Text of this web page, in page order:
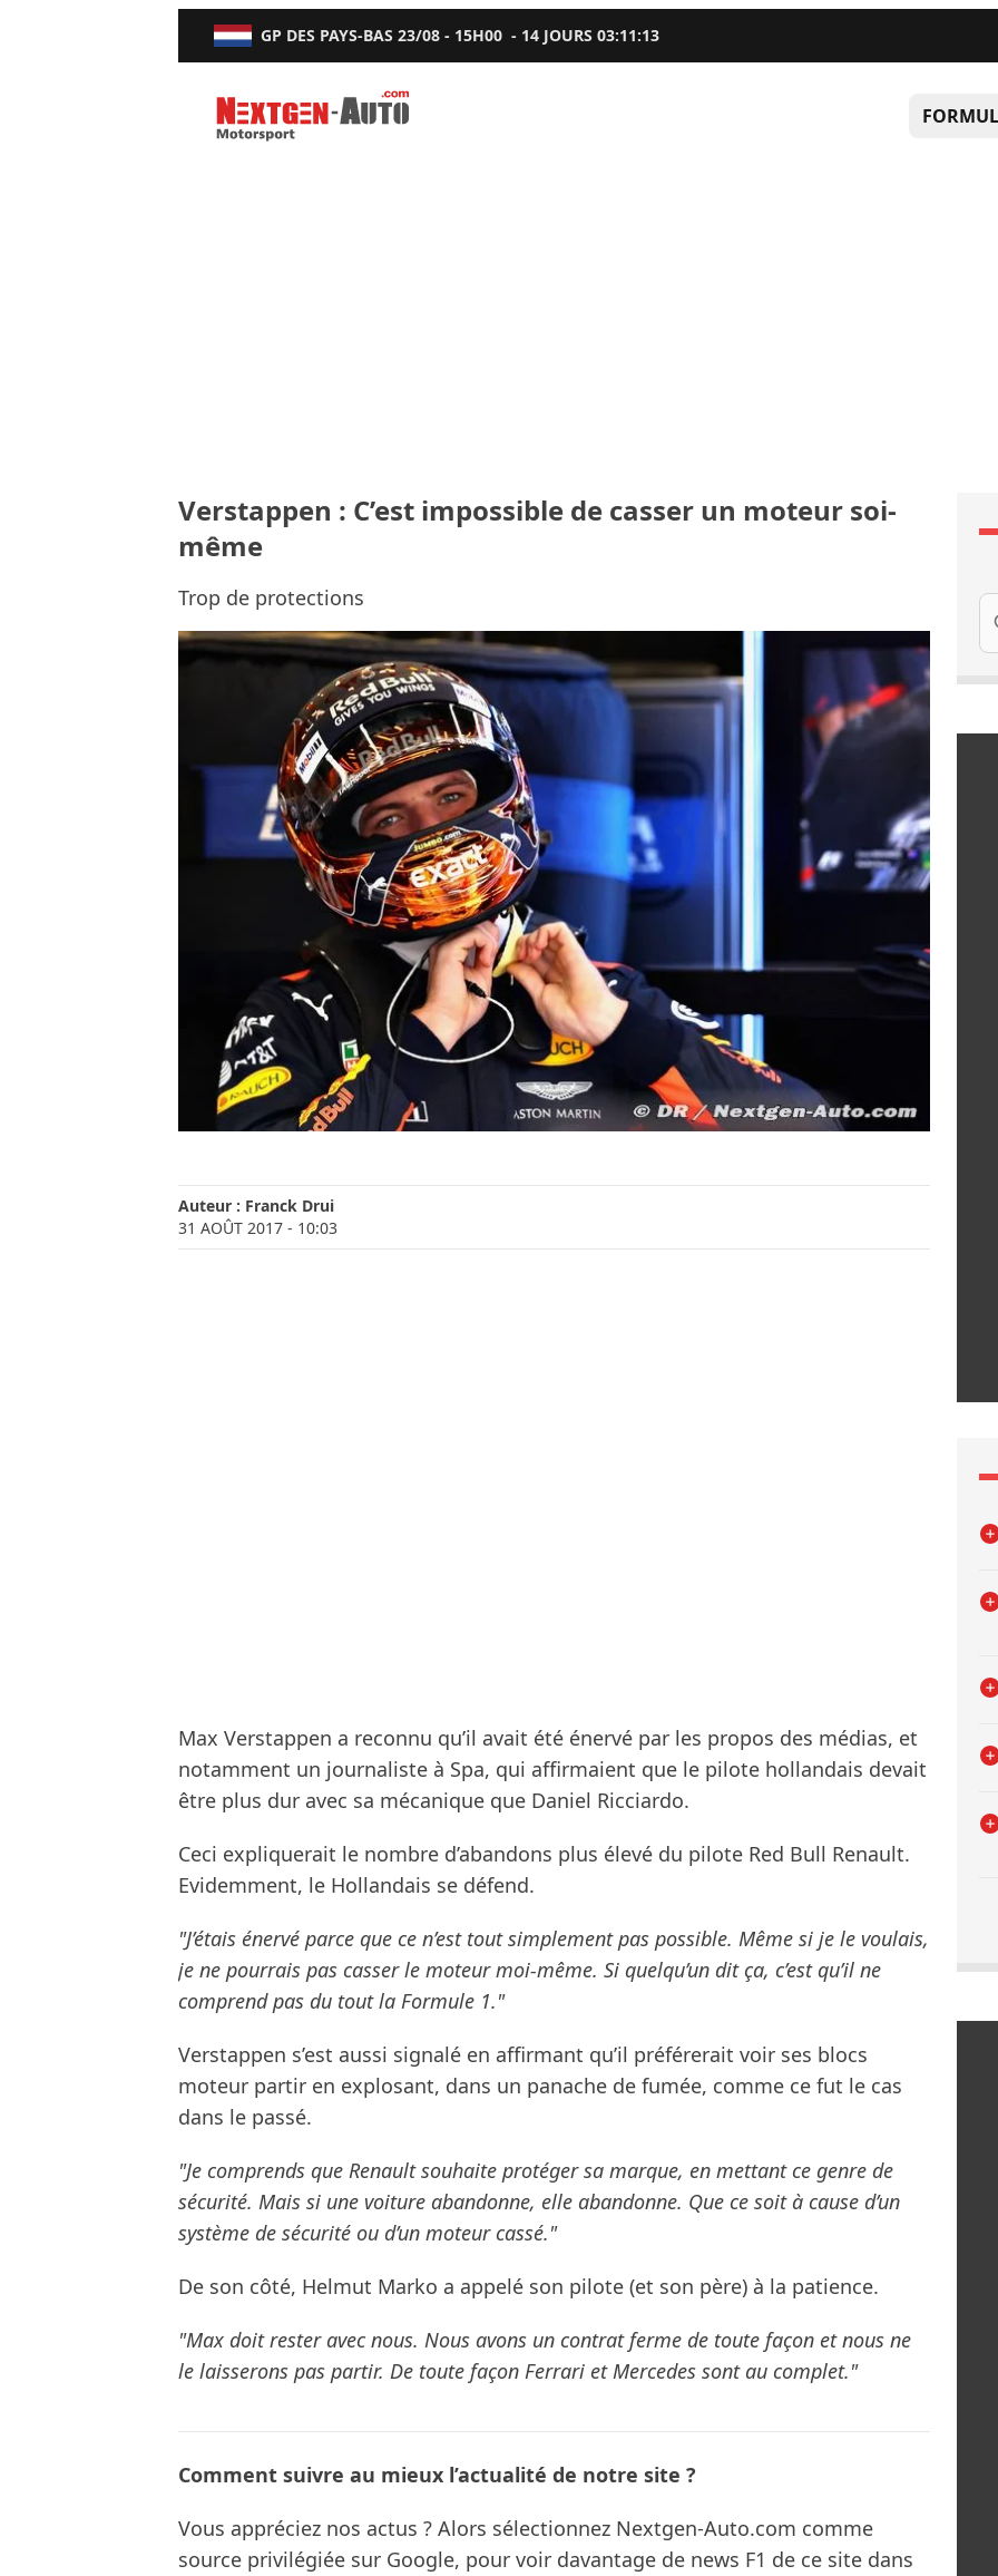
GP DES PAYS-BAS 23/08 - 15H00 - 14 JOURS03:11:12
Nextgen-Auto.com
Verstappen : C’est impossible de casser un moteur soi-
même
Trop de protections
Auteur : Franck Drui
31 AOÛT 2017 - 10:03
Max Verstappen a reconnu qu’il avait été énervé par les propos des médias, et
notamment un journaliste à Spa, qui affirmaient que le pilote hollandais devait
être plus dur avec sa mécanique que Daniel Ricciardo.
Ceci expliquerait le nombre d’abandons plus élevé du pilote Red Bull Renault.
Evidemment, le Hollandais se défend.
"J’étais énervé parce que ce n’est tout simplement pas possible. Même si je le voulais,
je ne pourrais pas casser le moteur moi-même. Si quelqu’un dit ça, c’est qu’il ne
comprend pas du tout la Formule 1."
Verstappen s’est aussi signalé en affirmant qu’il préférerait voir ses blocs
moteur partir en explosant, dans un panache de fumée, comme ce fut le cas
dans le passé.
"Je comprends que Renault souhaite protéger sa marque, en mettant ce genre de
sécurité. Mais si une voiture abandonne, elle abandonne. Que ce soit à cause d’un
système de sécurité ou d’un moteur cassé."
De son côté, Helmut Marko a appelé son pilote (et son père) à la patience.
"Max doit rester avec nous. Nous avons un contrat ferme de toute façon et nous ne
le laisserons pas partir. De toute façon Ferrari et Mercedes sont au complet."
Comment suivre au mieux l’actualité de notre site ?
Vous appréciez nos actus ? Alors sélectionnez Nextgen-Auto.com comme
source privilégiée sur Google, pour voir davantage de news F1 de ce site dans